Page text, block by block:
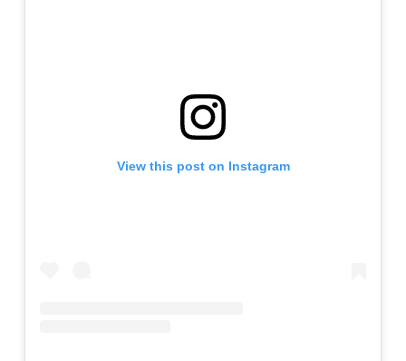
View this post on Instagram